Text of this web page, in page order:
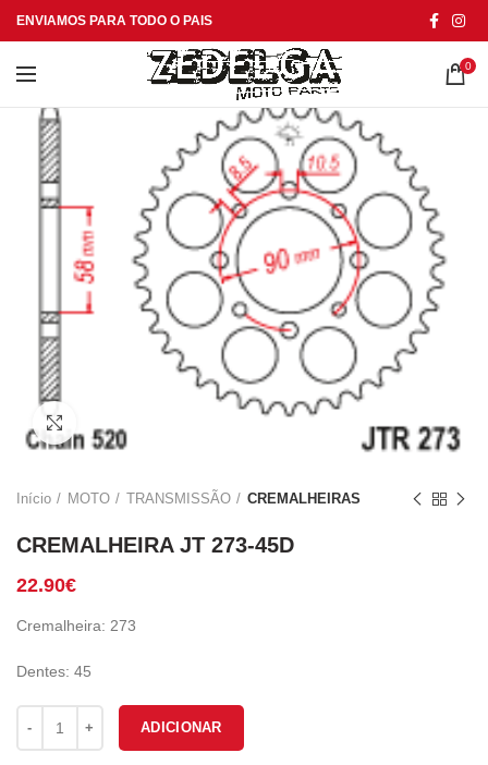
ENVIAMOS PARA TODO O PAIS
0
Início MOTO TRANSMISSÃO CREMALHEIRAS
CREMALHEIRA JT 273-45D
22.90€
Cremalheira: 273
Dentes: 45
ADICIONAR